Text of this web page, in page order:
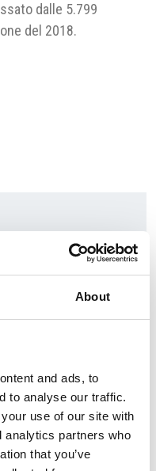
About
and ads, to
to analyse our traffic.
use of our site with
analytics partners who
that you’ve
dalle 5.799
del 2018.
una crescita